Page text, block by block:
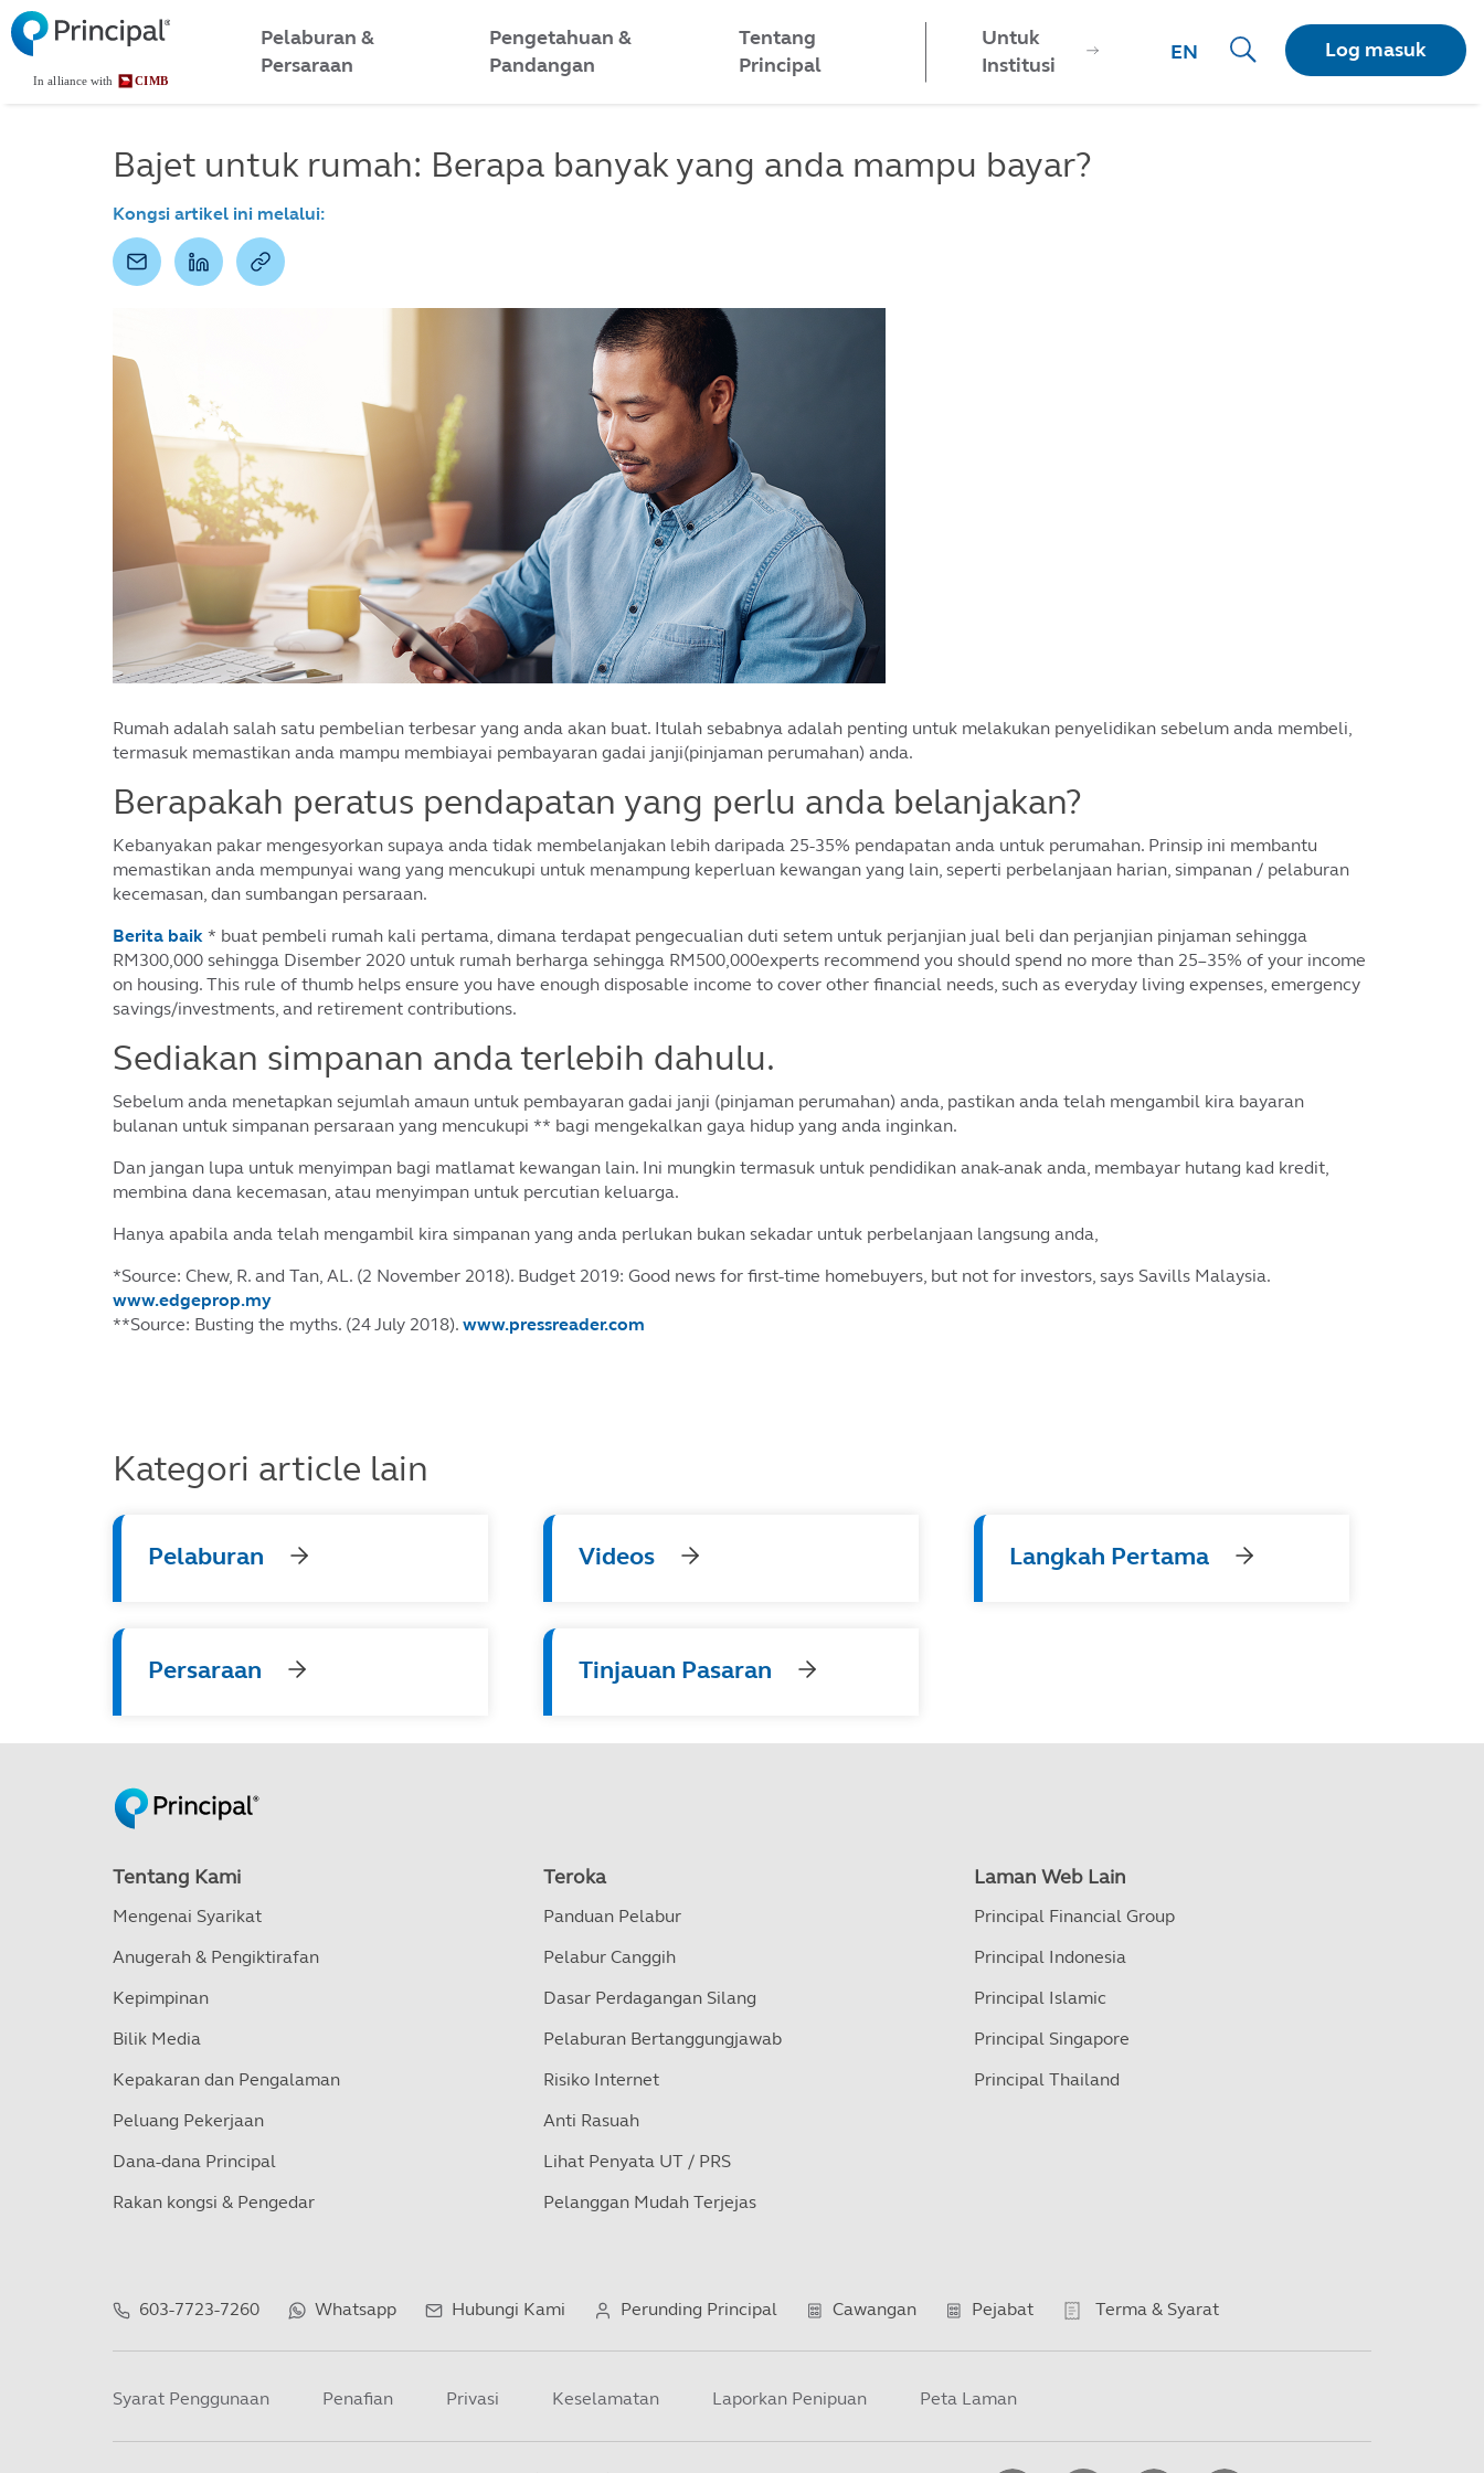
Skip
to
main
content
Log masuk
Malaysia
MenuPelaburan &
Persaraan
Pengetahuan &
Pandangan
Tentang
Principal
Untuk
Institusi
EN
Bajet untuk rumah: Berapa banyak yang anda mampu bayar?
Kongsi artikel ini melalui:
Rumah adalah salah satu pembelian terbesar yang anda akan buat. Itulah sebabnya adalah penting untuk melakukan penyelidikan sebelum anda membeli,
termasuk memastikan anda mampu membiayai pembayaran gadai janji(pinjaman perumahan) anda.
Berapakah peratus pendapatan yang perlu anda belanjakan?
Kebanyakan pakar mengesyorkan supaya anda tidak membelanjakan lebih daripada 25-35% pendapatan anda untuk perumahan. Prinsip ini membantu
memastikan anda mempunyai wang yang mencukupi untuk menampung keperluan kewangan yang lain, seperti perbelanjaan harian, simpanan / pelaburan
kecemasan, dan sumbangan persaraan.
Berita baik * buat pembeli rumah kali pertama, dimana terdapat pengecualian duti setem untuk perjanjian jual beli dan perjanjian pinjaman sehingga
RM300,000 sehingga Disember 2020 untuk rumah berharga sehingga RM500,000experts recommend you should spend no more than 25–35% of your income
on housing. This rule of thumb helps ensure you have enough disposable income to cover other financial needs, such as everyday living expenses, emergency
savings/investments, and retirement contributions.
Sediakan simpanan anda terlebih dahulu.
Sebelum anda menetapkan sejumlah amaun untuk pembayaran gadai janji (pinjaman perumahan) anda, pastikan anda telah mengambil kira bayaran
bulanan untuk simpanan persaraan yang mencukupi ** bagi mengekalkan gaya hidup yang anda inginkan.
Dan jangan lupa untuk menyimpan bagi matlamat kewangan lain. Ini mungkin termasuk untuk pendidikan anak-anak anda, membayar hutang kad kredit,
membina dana kecemasan, atau menyimpan untuk percutian keluarga.
Hanya apabila anda telah mengambil kira simpanan yang anda perlukan bukan sekadar untuk perbelanjaan langsung anda,
*Source: Chew, R. and Tan, AL. (2 November 2018). Budget 2019: Good news for first-time homebuyers, but not for investors, says Savills Malaysia.
www.edgeprop.my
**Source: Busting the myths. (24 July 2018). www.pressreader.com
Kategori article lain
Pelaburan Videos Langkah Pertama
Persaraan Tinjauan Pasaran
Tentang Kami
Mengenai Syarikat
Anugerah & Pengiktirafan
Kepimpinan
Bilik Media
Kepakaran dan Pengalaman
Peluang Pekerjaan
Dana-dana Principal
Rakan kongsi & Pengedar
Teroka
Panduan Pelabur
Pelabur Canggih
Dasar Perdagangan Silang
Pelaburan Bertanggungjawab
Risiko Internet
Anti Rasuah
Lihat Penyata UT / PRS
Pelanggan Mudah Terjejas
Laman Web Lain
Principal Financial Group
Principal Indonesia
Principal Islamic
Principal Singapore
Principal Thailand
603-7723-7260 Whatsapp Hubungi Kami Perunding Principal Cawangan Pejabat Terma & Syarat
Syarat Penggunaan Penafian Privasi Keselamatan Laporkan Penipuan Peta Laman